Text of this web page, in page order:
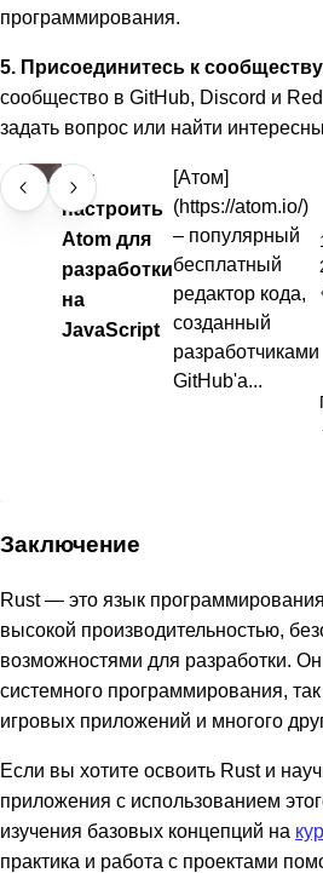
программирования.
5. Присоединитесь к
сообщество в GitHub, Discord и
задать вопрос или найти
Как
настроить
Atom для
разработки
на
JavaScript
[Атом]
(https://atom.io/)
– популярный
бесплатный
редактор кода,
созданный
разработчиками
GitHub'а...
Заключение
Rust — это язык
высокой производительностью,
возможностями для разработки.
системного программирования,
игровых приложений и многого
Если вы хотите освоить Rust и
приложения с использованием
изучения базовых концепций на
практика и работа с проектами